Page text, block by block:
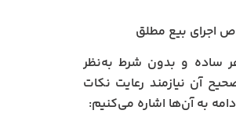
اجرای بیع مطلق
ساده و بدون شرط به‌نظر
آن نیازمند رعایت نکات
به آن‌ها اشاره می‌کنیم: